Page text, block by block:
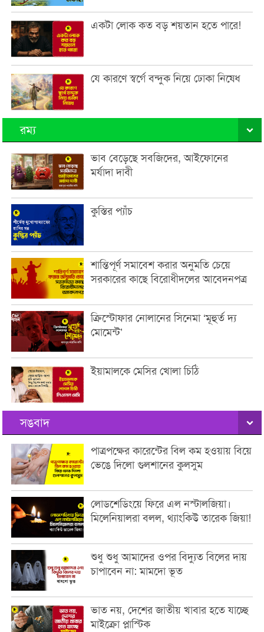
একটা লোক কত বড় শয়তান হতে পারে!
যে কারণে স্বর্গে বন্দুক নিয়ে ঢোকা নিষেধ
রম্য
ভাব বেড়েছে সবজিদের, আইফোনের
মর্যাদা দাবী
কুস্তির প্যাঁচ
শান্তিপূর্ণ সমাবেশ করার অনুমতি চেয়ে
সরকারের কাছে বিরোধীদলের আবেদনপত্র
ক্রিস্টোফার নোলানের সিনেমা ‘মূহুর্ত দ্য
মোমেন্ট’
ইয়ামালকে মেসির খোলা চিঠি
সঙবাদ
পাত্রপক্ষের কারেন্টের বিল কম হওয়ায় বিয়ে
ভেঙে দিলো গুলশানের কুলসুম
লোডশেডিংয়ে ফিরে এল নস্টালজিয়া।
মিলেনিয়ালরা বলল, থ্যাংকিউ তারেক জিয়া!
শুধু শুধু আমাদের ওপর বিদ্যুত বিলের দায়
চাপাবেন না: মামদো ভূত
ভাত নয়, দেশের জাতীয় খাবার হতে যাচ্ছে
মাইক্রো প্লাস্টিক